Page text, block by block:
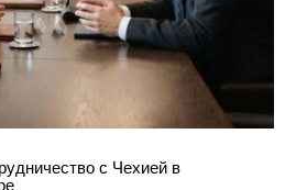
с Чехией в